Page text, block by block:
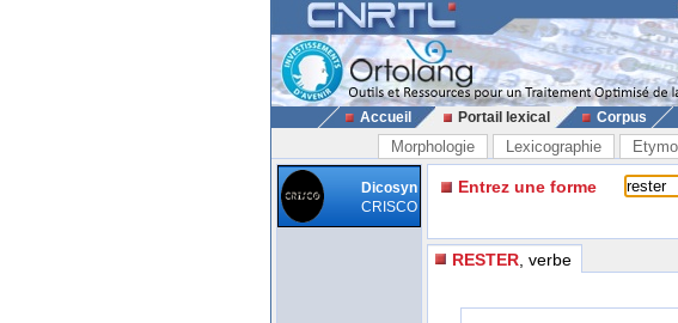
Accueil Portail lexical Corpus
Morphologie Lexicographie
Dicosyn
CRISCO
Entrez une forme
RESTER , verbe